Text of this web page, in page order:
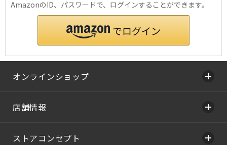
AmazonのID、パスワードで、ログインすることができます。
オンラインショップ
店舗情報
ストアコンセプト